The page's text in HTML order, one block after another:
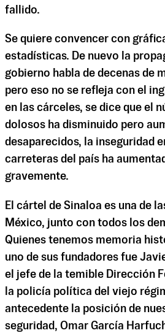
fallido.
Se quiere convencer con
estadísticas. De nuevo la
gobierno habla de decenas de
pero eso no se refleja con el
en las cárceles, se dice que el
dolosos ha disminuido pero
desaparecidos, la inseguridad
carreteras del país ha
gravemente.
El cártel de Sinaloa es una de
México, junto con todos los
Quienes tenemos memoria
uno de sus fundadores fue
el jefe de la temible Dirección
la policía política del viejo
antecedente la posición de
seguridad, Omar García